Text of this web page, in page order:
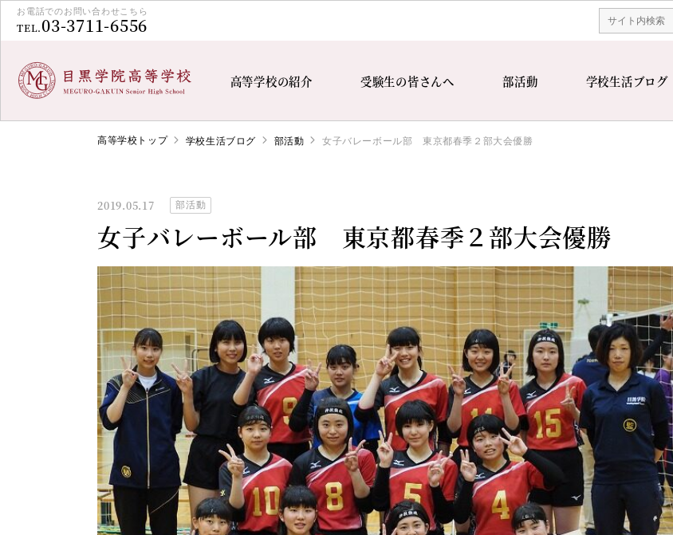
高等学校の紹介 受験生の皆さんへ 部活動 学校生活ブログ
お電話でのお問い合わせこちら
TEL.03-3711-6556
高等学校トップ 学校生活ブログ 部活動 女子バレーボール部 東京都春季２部大会優勝
2019.05.17 部活動
女子バレーボール部 東京都春季２部大会優勝